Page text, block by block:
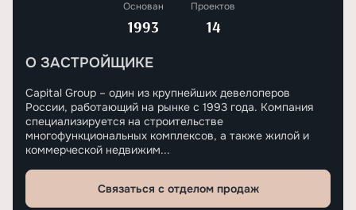
Основан
1993
Проектов
14
О ЗАСТРОЙЩИКЕ
Capital Group – один из крупнейших девелоперов
России, работающий на рынке с 1993 года. Компания
специализируется на строительстве
многофункциональных комплексов, а также жилой и
коммерческой недвижим...
Связаться с отделом продаж